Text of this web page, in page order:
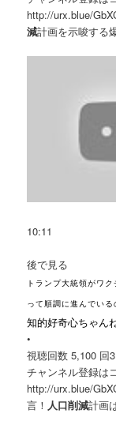
http://urx.blue/
減計画を示唆する
10:11
後で見る
トランプ大統領がワ
って順調に進んでい
知的好奇心ちゃん
•
視聴回数 5,100 回
チャンネル登録は
http://urx.blue/
言！ 人口削減計画